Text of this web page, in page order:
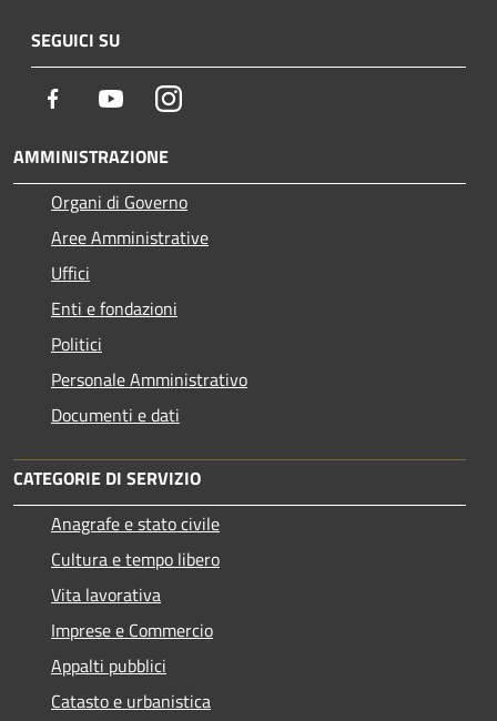
SEGUICI SU
Facebook YoutubeInstagram
AMMINISTRAZIONE
Organi di Governo
Aree Amministrative
Uffici
Enti e fondazioni
Politici
Personale Amministrativo
Documenti e dati
CATEGORIE DI SERVIZIO
Anagrafe e stato civile
Cultura e tempo libero
Vita lavorativa
Imprese e Commercio
Appalti pubblici
Catasto e urbanistica